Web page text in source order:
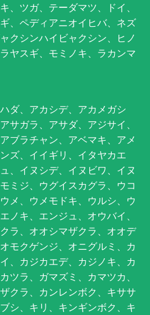
、ツガ、テーダマツ、ドイ、
、ペディアニオイヒバ、ネズ
クシンハイビャクシン、ヒノ
ヤスギ、モミノキ、ラカンマ
ダ、アカシデ、アカメガシ
サガラ、アサダ、アジサイ、
ブラチャン、アベマキ、アメ
ズ、イイギリ、イタヤカエ
、イヌシデ、イヌビワ、イヌ
ミジ、ウグイスカグラ、ウコ
メ、ウメモドキ、ウルシ、ウ
ノキ、エンジュ、オウバイ、
ラ、オオシマザクラ、オオデ
モクゲンジ、オニグルミ、カ
、カジカエデ、カジノキ、カ
ツラ、ガマズミ、カマツカ、
クラ、カンレンボク、キササ
シ、キリ、キンギンボク、キ